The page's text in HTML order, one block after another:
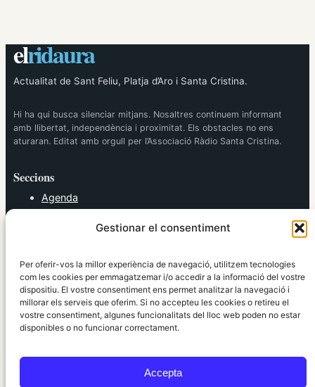
Gestionar el consentiment
Per oferir-vos la millor experiència de navegació, utilitzem tecnologies
com les cookies per emmagatzemar i/o accedir a la informació del vostre
dispositiu. El vostre consentiment ens permet analitzar la navegació i
millorar els serveis que oferim. Si no accepteu les cookies o retireu el
vostre consentiment, algunes funcionalitats del lloc web poden no estar
disponibles o no funcionar correctament.
Accepta
elridaura
Actualitat de Sant Feliu, Platja d’Aro i Santa Cristina.
Hi ha qui busca silenciar mitjans. Nosaltres continuem informant
amb llibertat, independència i proximitat. Els obstacles no ens
aturaran. Editat amb orgull per l’Associació Ràdio Santa Cristina.
Seccions
Agenda
Política
Societat
Tendències
elRidaura.com